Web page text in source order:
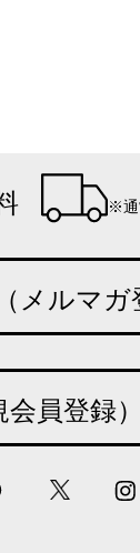
※通
メルマガ
員登録）